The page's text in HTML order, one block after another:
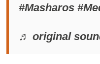
#Masharos
♬ original